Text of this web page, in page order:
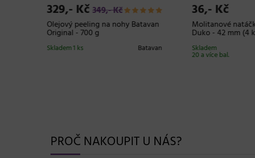
349,- Kč
Kartáč s nylonovými a kančími
štětinami Olivia Garden
Fingerbrush On the Go
Smooth&Style - černý
101,- Kč
Kartáč na
nylonovými
Professional -
Skladem 13 ks
PROČ NAKOUPIT U NÁS?